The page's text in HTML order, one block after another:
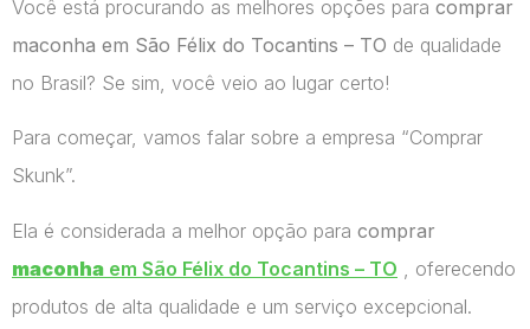
Você está procurando as melhores opções para comprar
maconha em São Félix do Tocantins – TO de qualidade
no Brasil? Se sim, você veio ao lugar certo!
Para começar, vamos falar sobre a empresa “Comprar
Skunk”.
Ela é considerada a melhor opção para comprar
maconha em São Félix do Tocantins – TO , oferecendo
produtos de alta qualidade e um serviço excepcional.